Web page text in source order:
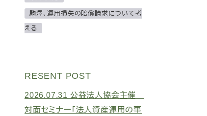
駒澤、運用損失の賠償請求について考
える
RESENT POST
2026.07.31 公益法人協会主催
対面セミナー「法人資産運用の事